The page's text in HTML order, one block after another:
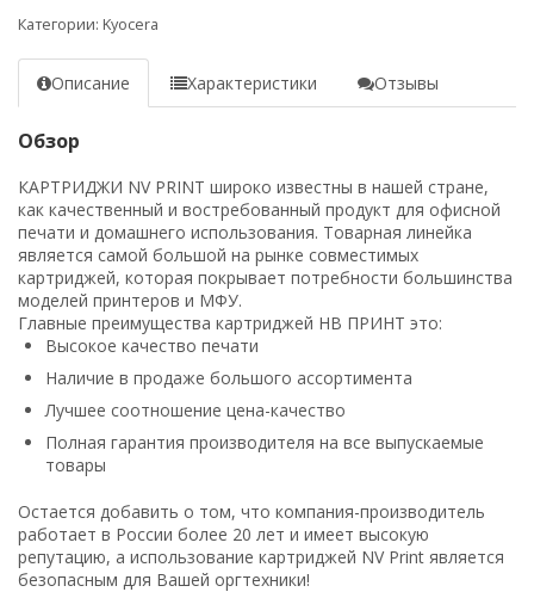
Категории: Kyocera
Описание Характеристики Отзывы
Обзор
КАРТРИДЖИ NV PRINT широко известны в нашей стране,
как качественный и востребованный продукт для офисной
печати и домашнего использования. Товарная линейка
является самой большой на рынке совместимых
картриджей, которая покрывает потребности большинства
моделей принтеров и МФУ.
Главные преимущества картриджей НВ ПРИНТ это:
Высокое качество печати
Наличие в продаже большого ассортимента
Лучшее соотношение цена-качество
Полная гарантия производителя на все выпускаемые
товары
Остается добавить о том, что компания-производитель
работает в России более 20 лет и имеет высокую
репутацию, а использование картриджей NV Print является
безопасным для Вашей оргтехники!